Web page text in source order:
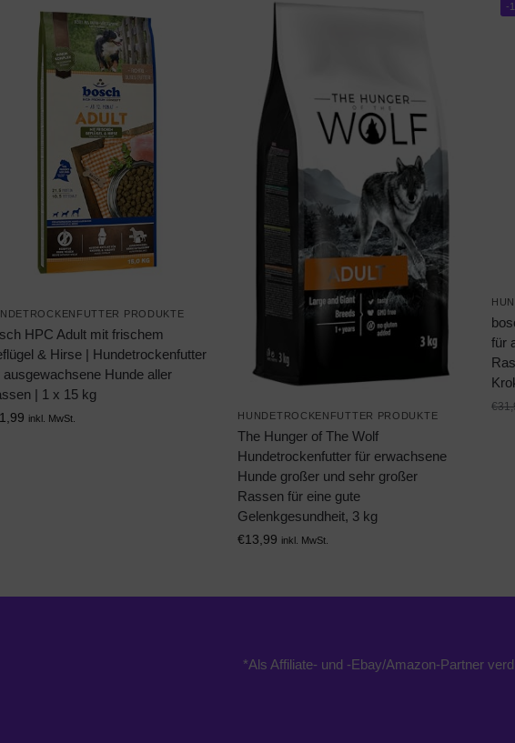
PRODUKTE
HPC Adult mit frischem
& Hirse | Hundetrockenfutter
ausgewachsene Hunde aller
| 1 x 15 kg
inkl. MwSt. HUNDETROCKENFUTTER PRODUKTE
The Hunger of The Wolf
Hundetrockenfutter für erwachsene
Hunde großer und sehr großer
Rassen für eine gute
Gelenkgesundheit, 3 kg
€13,99 inkl. MwSt.
-
für
€
*Als Affiliate- und -Ebay/Amazon-Partner